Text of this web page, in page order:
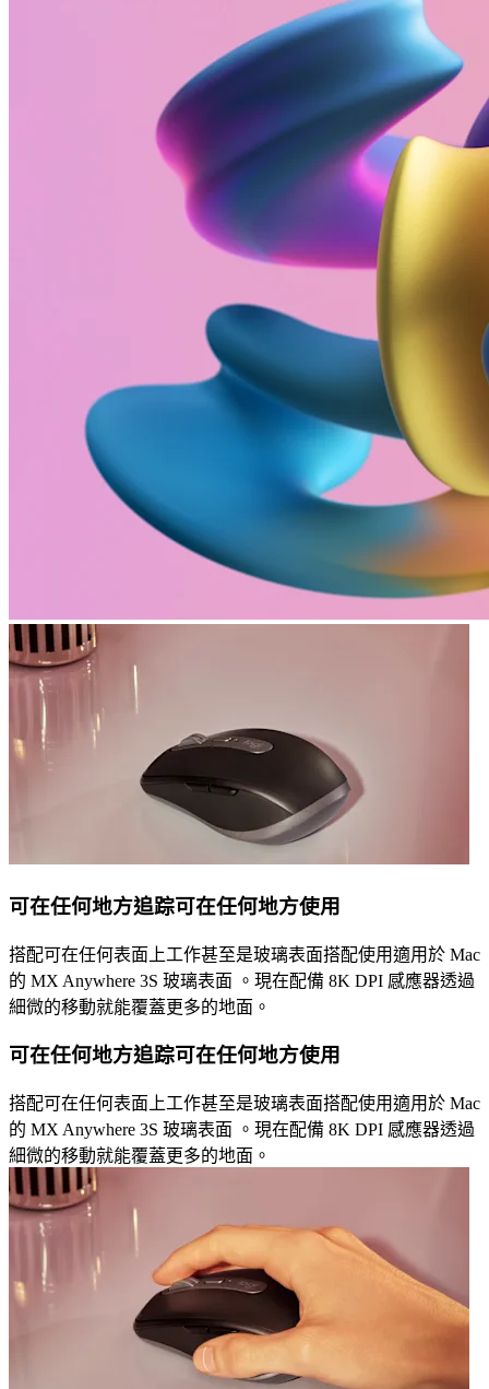
可在任何地方追踪可在任何地方使用
搭配可在任何表面上工作甚至是玻璃表面搭配使用適用於 Mac
的 MX Anywhere 3S 玻璃表面 。現在配備 8K DPI 感應器透過
細微的移動就能覆蓋更多的地面。
可在任何地方追踪可在任何地方使用
搭配可在任何表面上工作甚至是玻璃表面搭配使用適用於 Mac
的 MX Anywhere 3S 玻璃表面 。現在配備 8K DPI 感應器透過
細微的移動就能覆蓋更多的地面。